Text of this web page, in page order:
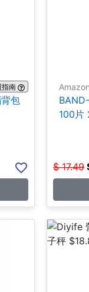
指南
包
Amazon
100片
$ 17.49